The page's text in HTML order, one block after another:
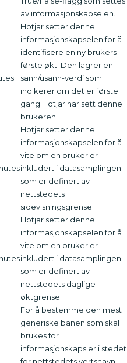
av informasjonskapselen.
Hotjar setter denne
informasjonskapselen for å
identifisere en ny brukers
første økt. Den lagrer en
sann/usann-verdi som
indikerer om det er første
gang Hotjar har sett denne
brukeren.
Hotjar setter denne
informasjonskapselen for å
vite om en bruker er
inkludert i datasamplingen
som er definert av
nettstedets
sidevisningsgrense.
Hotjar setter denne
informasjonskapselen for å
vite om en bruker er
inkludert i datasamplingen
som er definert av
nettstedets daglige
øktgrense.
For å bestemme den mest
generiske banen som skal
brukes for
informasjonskapsler i stedet